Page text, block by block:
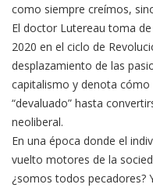
como siempre creímos,
El doctor Lutereau toma
2020 en el ciclo de
desplazamiento de las
capitalismo y denota
“devaluado” hasta
neoliberal.
En una época donde el
vuelto motores de la
¿somos todos pecadores?